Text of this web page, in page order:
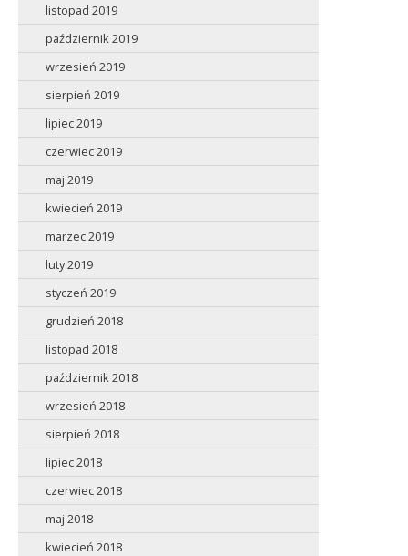
listopad 2019
październik 2019
wrzesień 2019
sierpień 2019
lipiec 2019
czerwiec 2019
maj 2019
kwiecień 2019
marzec 2019
luty 2019
styczeń 2019
grudzień 2018
listopad 2018
październik 2018
wrzesień 2018
sierpień 2018
lipiec 2018
czerwiec 2018
maj 2018
kwiecień 2018